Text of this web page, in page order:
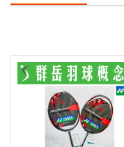
【YONEX服飾
【YONEX服飾
【YONEX優乃克
【群岳 F4】★2
【群岳 CY】★